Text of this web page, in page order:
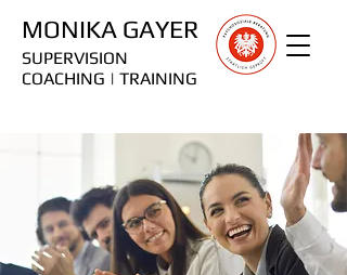
SUPERVISION
COACHING | TRAINING
MONIKA GAYER